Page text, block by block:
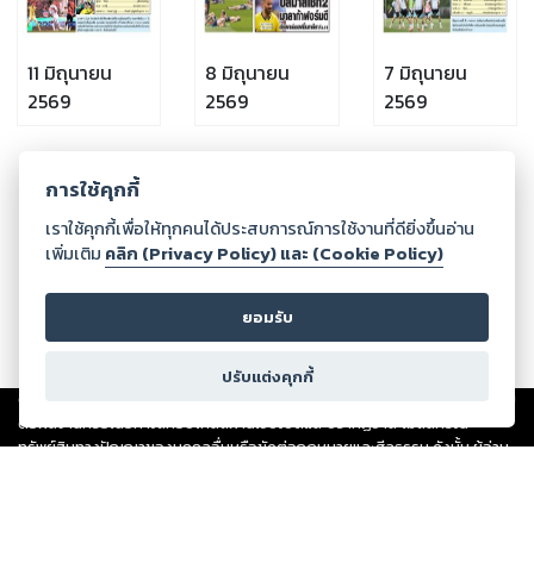
11 มิถุนายน
2569
8 มิถุนายน
2569
7 มิถุนายน
2569
กำลังโหลด ...
Copyright ©
ต่อผลงานหรือเนื้อหาใดที่อัปโหลดผ่านเว็บไซต์และปรากฏว่าละเมิดสิทธิใน
ทรัพย์สินทางปัญญาของบุคคลอื่นหรือขัดต่อกฎหมายและศีลธรรม ดังนั้น ผู้อ่าน
การใช้คุกกี้
เราใช้คุกกี้เพื่อให้ทุกคนได้ประสบการณ์การใช้งานที่ดียิ่งขึ้นอ่าน
เพิ่มเติม คลิก (Privacy Policy) และ (Cookie Policy)
ยอมรับ
ปรับแต่งคุกกี้